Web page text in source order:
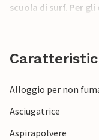
scuola di surf. Per
laboratori di
oltre a musei di
Alloggio per non
Asciugatrice
Aspirapolvere